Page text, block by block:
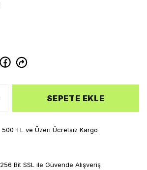
SEPETE EKLE
500 TL ve Üzeri Ücretsiz Kargo
256 Bit SSL ile Güvende Alışveriş